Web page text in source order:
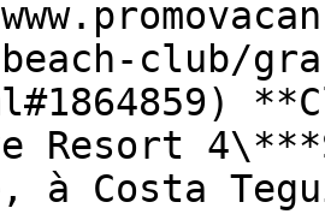
club/
Resort
à Costa